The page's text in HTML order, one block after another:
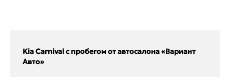
Kia Carnival с пробегом от автосалона «Вариант
Авто»